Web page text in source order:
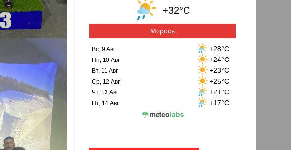
+32°C
Морось
Вс, 9 Авг +28°C
Пн, 10 Авг +24°C
Вт, 11 Авг +23°C
Ср, 12 Авг +25°C
Чт, 13 Авг +21°C
Пт, 14 Авг +17°C